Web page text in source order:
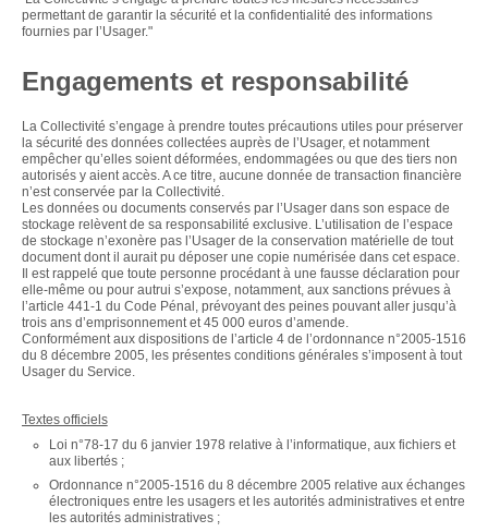
permettant de garantir la sécurité et la confidentialité des informations
fournies par l’Usager."
Engagements et responsabilité
La Collectivité s’engage à prendre toutes précautions utiles pour préserver
la sécurité des données collectées auprès de l’Usager, et notamment
empêcher qu’elles soient déformées, endommagées ou que des tiers non
autorisés y aient accès. A ce titre, aucune donnée de transaction financière
n’est conservée par la Collectivité.
Les données ou documents conservés par l’Usager dans son espace de
stockage relèvent de sa responsabilité exclusive. L’utilisation de l’espace
de stockage n’exonère pas l’Usager de la conservation matérielle de tout
document dont il aurait pu déposer une copie numérisée dans cet espace.
Il est rappelé que toute personne procédant à une fausse déclaration pour
elle-même ou pour autrui s’expose, notamment, aux sanctions prévues à
l’article 441-1 du Code Pénal, prévoyant des peines pouvant aller jusqu’à
trois ans d’emprisonnement et 45 000 euros d’amende.
Conformément aux dispositions de l’article 4 de l’ordonnance n°2005-1516
du 8 décembre 2005, les présentes conditions générales s’imposent à tout
Usager du Service.
Textes officiels
Loi n°78-17 du 6 janvier 1978 relative à l’informatique, aux fichiers et
aux libertés ;
Ordonnance n°2005-1516 du 8 décembre 2005 relative aux échanges
électroniques entre les usagers et les autorités administratives et entre
les autorités administratives ;